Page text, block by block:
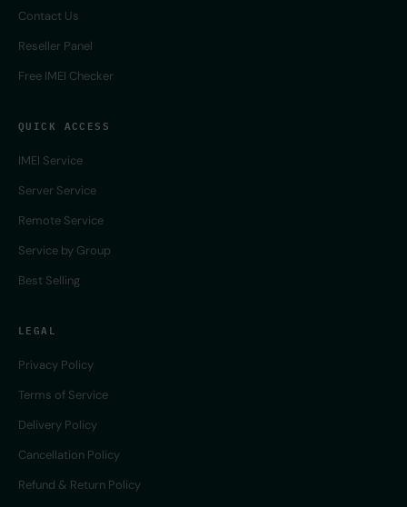
Contact Us
Reseller Panel
Free IMEI Checker
QUICK ACCESS
IMEI Service
Server Service
Remote Service
Service by Group
Best Selling
LEGAL
Privacy Policy
Terms of Service
Delivery Policy
Cancellation Policy
Refund & Return Policy